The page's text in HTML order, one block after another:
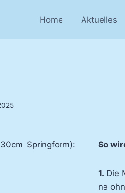
Home Aktuelles
Springform): So
1. Die
ne